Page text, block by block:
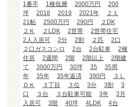
1番手
1種低層 2000万円
200
坪
2018 2019 2021年
２１
21帖
2500万円 290円
２DK
２Ｋ
２LDK 2世帯
2世帯住宅
2人入居可
2分 2割 ２匹
2口
２口ガスコンロ
2台 2台駐車
2種
住居
2週間 2階 2階以上
2階建
て
3000万円 30坪 35
35周
年
35年 35年返済 390円
３Ｌ
ＤＫ
３丁目 ３位 3分 3割
3
口
３台 ３台駐車可能 3年
3月
入居可
3階 40坪 4LDK
4台